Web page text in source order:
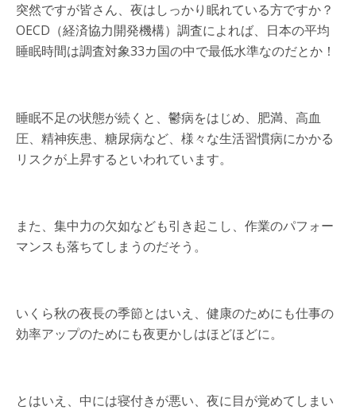
突然ですが皆さん、夜はしっかり眠れている方ですか？
OECD（経済協力開発機構）調査によれば、日本の平均
睡眠時間は調査対象33カ国の中で最低水準なのだとか！
睡眠不足の状態が続くと、鬱病をはじめ、肥満、高血
圧、精神疾患、糖尿病など、様々な生活習慣病にかかる
リスクが上昇するといわれています。
また、集中力の欠如なども引き起こし、作業のパフォー
マンスも落ちてしまうのだそう。
いくら秋の夜長の季節とはいえ、健康のためにも仕事の
効率アップのためにも夜更かしはほどほどに。
とはいえ、中には寝付きが悪い、夜に目が覚めてしまい